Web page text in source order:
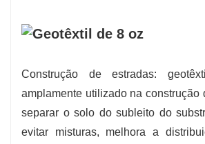
Construção de estradas:
amplamente utilizado na construção
separar o solo do subleito do
evitar misturas, melhora a